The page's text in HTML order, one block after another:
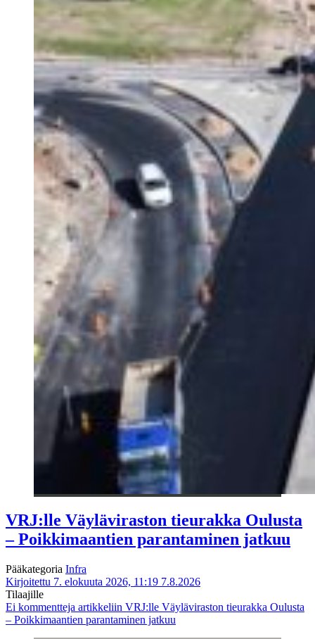
VRJ:lle Väyläviraston tieurakka Oulusta
– Poikkimaantien parantaminen jatkuu
Pääkategoria Infra
Kirjoitettu 7. elokuuta 2026, 11:19 7.8.2026
Tilaajille
Ei kommentteja artikkeliin VRJ:lle Väyläviraston tieurakka Oulusta
– Poikkimaantien parantaminen jatkuu